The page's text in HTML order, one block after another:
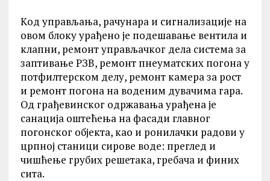
Kод управљања, рачунара и сигнализације на
овом блоку урађено је подешавање вентила и
клапни, ремонт управљачког дела система за
заптивање РЗВ, ремонт пнеуматских погона у
потфилтерском делу, ремонт камера за рост
и ремонт погона на воденим дувачима гара.
Од грађевинског одржавања урађена је
санација оштећења на фасади главног
погонског објекта, као и ронилачки радови у
црпној станици сирове воде: преглед и
чишћење грубих решетака, гребача и финих
сита.